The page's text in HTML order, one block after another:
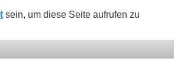
sein, um diese Seite aufrufen zu